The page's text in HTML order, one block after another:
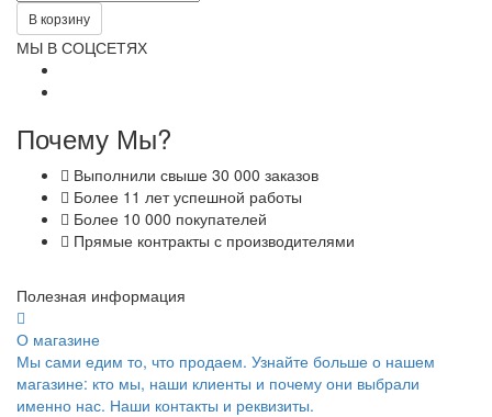
В корзину
МЫ В СОЦСЕТЯХ
Почему Мы?
Выполнили свыше 30 000 заказов
Более 11 лет успешной работы
Более 10 000 покупателей
Прямые контракты с производителями
Полезная информация
О магазине
Мы сами едим то, что продаем. Узнайте больше о нашем
магазине: кто мы, наши клиенты и почему они выбрали
именно нас. Наши контакты и реквизиты.